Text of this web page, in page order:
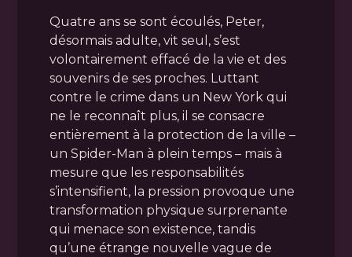
Quatre ans se sont écoulés, Peter,
désormais adulte, vit seul, s’est
volontairement effacé de la vie et des
souvenirs de ses proches. Luttant
contre le crime dans un New York qui
ne le reconnaît plus, il se consacre
entièrement à la protection de la ville –
un Spider-Man à plein temps – mais à
mesure que les responsabilités
s’intensifient, la pression provoque une
transformation physique surprenante
qui menace son existence, tandis
qu’une étrange nouvelle vague de